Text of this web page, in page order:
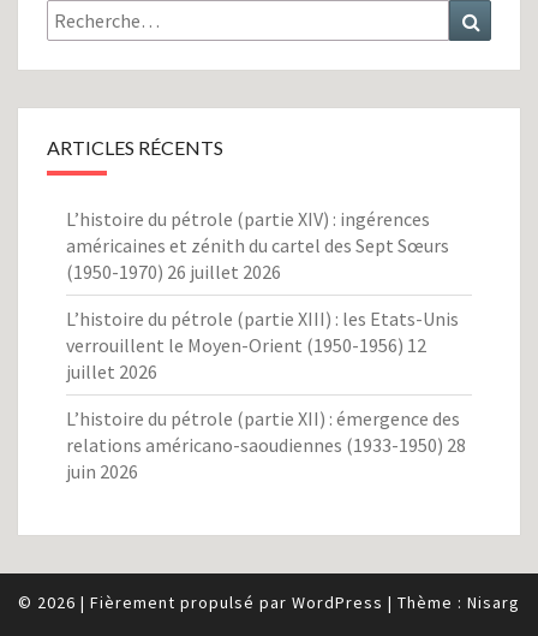
Rechercher :
ARTICLES RÉCENTS
L’histoire du pétrole (partie XIV) : ingérences
américaines et zénith du cartel des Sept Sœurs
(1950-1970) 26 juillet 2026
L’histoire du pétrole (partie XIII) : les Etats-Unis
verrouillent le Moyen-Orient (1950-1956) 12
juillet 2026
L’histoire du pétrole (partie XII) : émergence des
relations américano-saoudiennes (1933-1950) 28
juin 2026
© 2026 | Fièrement propulsé par WordPress | Thème : Nisarg